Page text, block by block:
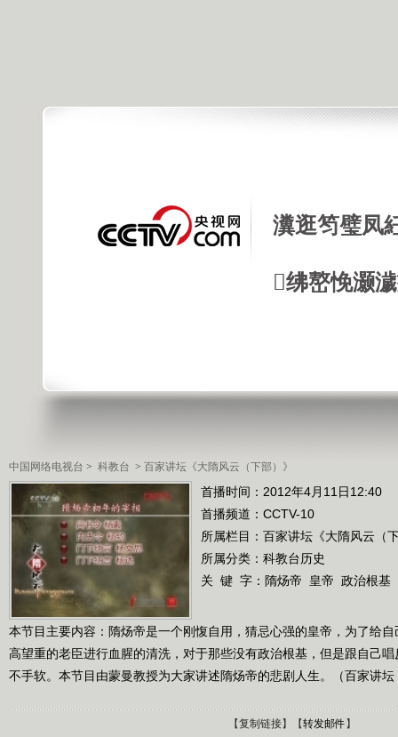
瀵逛笉璧凤
绋嶅悗灏
中国网络电视台 > 科教台 > 百家讲坛《大隋风云（下部）》
首播时间：2012年4月11日12:40
首播频道： CCTV-10
所属栏目： 百家讲坛《大隋风云（
所属分类：科教台历史
关 键 字： 隋炀帝 皇帝 政治根基
本节目主要内容：隋炀帝是一个刚愎自用，猜忌心强的皇帝，为了给
高望重的老臣进行血腥的清洗，对于那些没有政治根基，但是跟自己
不手软。本节目由蒙曼教授为大家讲述隋炀帝的悲剧人生。（百家讲
【复制链接】【转发邮件 】